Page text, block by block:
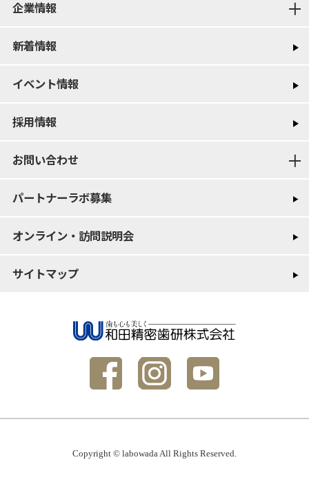
企業情報
新着情報
イベント情報
採用情報
お問い合わせ
パートナーラボ募集
オンライン・訪問説明会
サイトマップ
Copyright © labowada All Rights Reserved.